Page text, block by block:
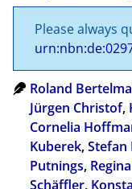
Please always
Roland
Jürgen Christof,
Cornelia
Kuberek,Stefan
Putnings,
Schäffler,